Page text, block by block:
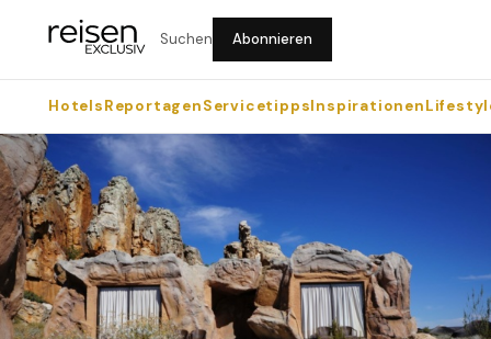
Suchen Abonnieren
HotelsReportagenServicetippsInspirationen